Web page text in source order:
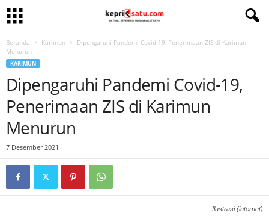
Beranda Karimun
Dipengaruhi Pandemi Covid-19, Penerimaan ZIS di Karimun
Menurun
KARIMUN
Dipengaruhi Pandemi Covid-19,
Penerimaan ZIS di Karimun
Menurun
7 Desember 2021
Ilustrasi (internet)